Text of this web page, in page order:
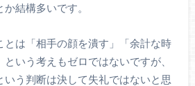
か結構多いです。
とは「相手の顔を潰す」「余計な時
いう考えもゼロではないですが、
いう判断は決して失礼ではないと思